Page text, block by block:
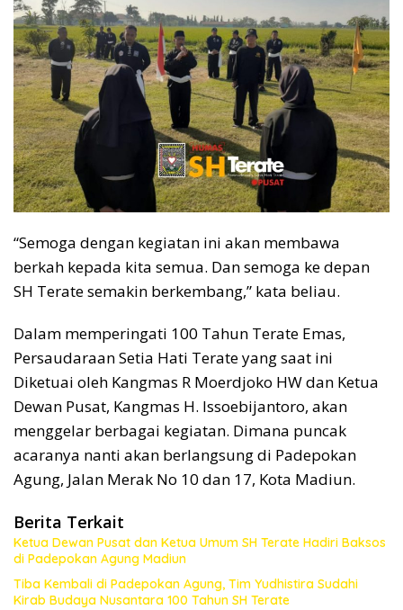
“Semoga dengan kegiatan ini akan membawa
berkah kepada kita semua. Dan semoga ke depan
SH Terate semakin berkembang,” kata beliau.
Dalam memperingati 100 Tahun Terate Emas,
Persaudaraan Setia Hati Terate yang saat ini
Diketuai oleh Kangmas R Moerdjoko HW dan Ketua
Dewan Pusat, Kangmas H. Issoebijantoro, akan
menggelar berbagai kegiatan. Dimana puncak
acaranya nanti akan berlangsung di Padepokan
Agung, Jalan Merak No 10 dan 17, Kota Madiun.
Berita Terkait
Ketua Dewan Pusat dan Ketua Umum SH Terate Hadiri Baksos
di Padepokan Agung Madiun
Tiba Kembali di Padepokan Agung, Tim Yudhistira Sudahi
Kirab Budaya Nusantara 100 Tahun SH Terate